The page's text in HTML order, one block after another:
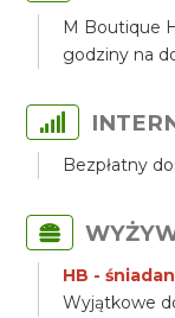
M Boutique
godziny na
Bezpłatny
HB -
Wyjątkowe